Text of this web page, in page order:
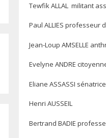
Tewfik ALLAL militant
Paul ALLIES professeur
Jean-Loup AMSELLE
Evelyne ANDRE
Eliane ASSASSI
Henri AUSSEIL
Bertrand BADIE